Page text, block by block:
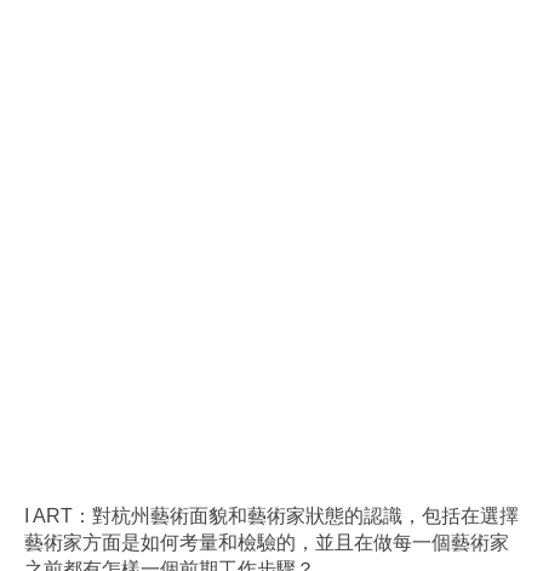
I ART：對杭州藝術面貌和藝術家狀態的認識，包括在選擇
藝術家方面是如何考量和檢驗的，並且在做每一個藝術家